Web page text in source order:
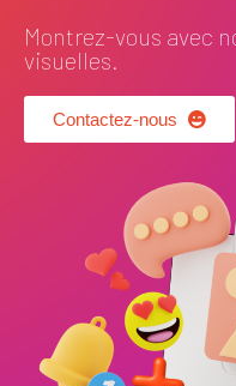
Montrez-vous avec
visuelles.
Contactez-nous